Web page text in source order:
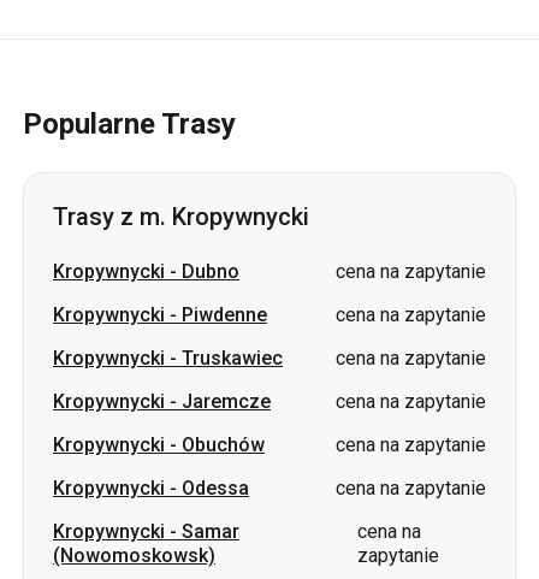
Kropywnycki Dubno
Kropywnycki - Truskawiec
Kropywnycki-Jaremcze
cena na zapytanie
Kropywnycki-Obuchów
cena na zapytanie
Kropywnycki-Odessa
cena na zapytanie
Kropywnycki-Samar
cena na
Kropywnycki-Kramatorsk cena na zapytanie